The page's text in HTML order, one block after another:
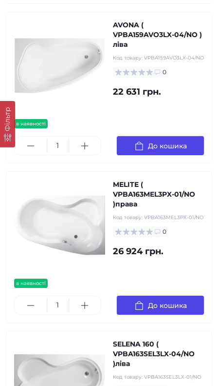
Фільтр в наявності
AVONA (
VPBA159AVO3LX-04/NO )
ліва
Код товару: VPBA159AVO3LX-04/NO
0
22 631 грн.
До кошика
в наявності
MELITE (
VPBA163MEL3PX-01/NO
)права
Код товару: VPBA163MEL3PX-01/NO
0
26 924 грн.
До кошика
SELENA 160 (
VPBA163SEL3LX-04/NO
)ліва
Код товару: VPBA163SEL3LX-01/NO